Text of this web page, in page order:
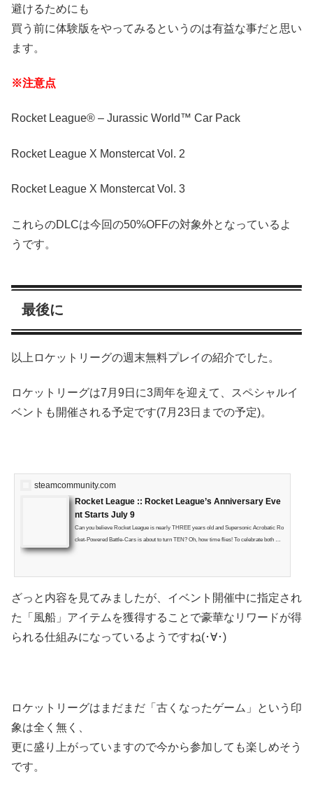
避けるためにも
買う前に体験版をやってみるというのは有益な事だと思い
ます。
※注意点
Rocket League® – Jurassic World™ Car Pack
Rocket League X Monstercat Vol. 2
Rocket League X Monstercat Vol. 3
これらのDLCは今回の50%OFFの対象外となっているよ
うです。
最後に
以上ロケットリーグの週末無料プレイの紹介でした。
ロケットリーグは7月9日に3周年を迎えて、スペシャルイ
ベントも開催される予定です(7月23日までの予定)。
steamcommunity.com
Rocket League :: Rocket League’s Anniversary Eve
nt Starts July 9
Can you believe Rocket League is nearly THREE years old and Supersonic Acrobatic Ro
cket-Powered Battle-Cars is about to turn TEN? Oh, how time flies! To celebrate both mil
rently than our previous in-game Events.
ざっと内容を見てみましたが、イベント開催中に指定され
た「風船」アイテムを獲得することで豪華なリワードが得
られる仕組みになっているようですね(･∀･)
ロケットリーグはまだまだ「古くなったゲーム」という印
象は全く無く、
更に盛り上がっていますので今から参加しても楽しめそう
です。